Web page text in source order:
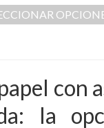
variantes.
opciones
con
la